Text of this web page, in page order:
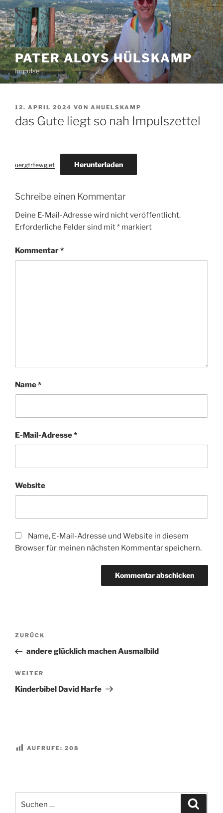
Zum
Inhalt
springen
PATER ALOYS HÜLSKAMP
Impulse
VERÖFFENTLICHT
AM
12. APRIL 2024 VON AHUELSKAMP
das Gute liegt so nah Impulszettel
uergfrfewgjef Herunterladen
Schreibe einen Kommentar
Deine E-Mail-Adresse wird nicht veröffentlicht.
Erforderliche Felder sind mit* markiert
Kommentar*
Name*
E-Mail-Adresse*
Website
Name, E-Mail-Adresse und Website in diesem
Browser für meinen nächsten Kommentar speichern.
Beitragsnavigation
Vorheriger
Beitrag
ZURÜCK
andere glücklich machen Ausmalbild
Nächster
Beitrag
WEITER
Kinderbibel David Harfe
AUFRUFE: 208
nach: